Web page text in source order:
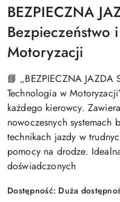
BEZPIECZNA
Bezpieczeństwo
Motoryzacji
📘 „BEZPIECZNA
Technologia w
każdego kierowcy.
nowoczesnych systemach
technikach jazdy w
pomocy na drodze.
doświadczonych
Dostępność: Duża